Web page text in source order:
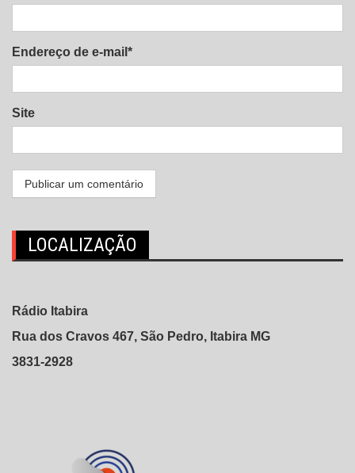
Endereço de e-mail*
Site
LOCALIZAÇÃO
Rádio Itabira
Rua dos Cravos 467, São Pedro, Itabira MG
3831-2928